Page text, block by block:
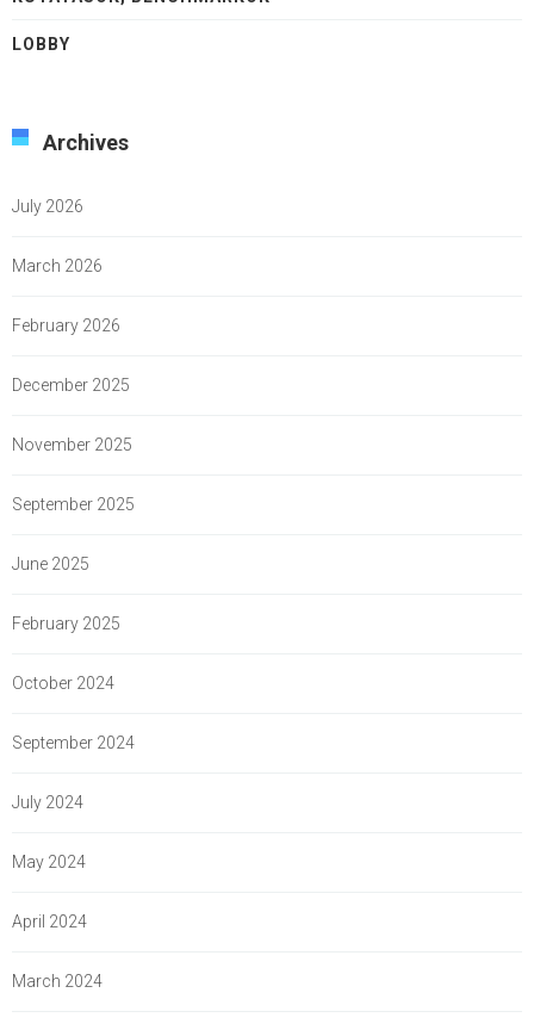
LOBBY
Archives
July 2026
March 2026
February 2026
December 2025
November 2025
September 2025
June 2025
February 2025
October 2024
September 2024
July 2024
May 2024
April 2024
March 2024